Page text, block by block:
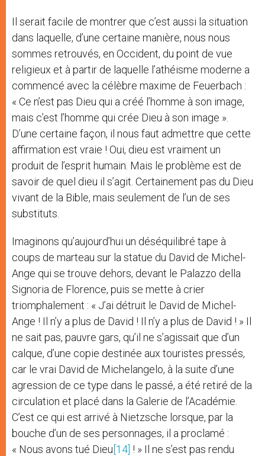
Il serait facile de montrer que c’est aussi la situation
dans laquelle, d’une certaine manière, nous nous
sommes retrouvés, en Occident, du point de vue
religieux et à partir de laquelle l’athéisme moderne a
commencé avec la célèbre maxime de Feuerbach :
« Ce n’est pas Dieu qui a créé l’homme à son image,
mais c’est l’homme qui crée Dieu à son image ».
D’une certaine façon, il nous faut admettre que cette
affirmation est vraie ! Oui, dieu est vraiment un
produit de l’esprit humain. Mais le problème est de
savoir de quel dieu il s’agit. Certainement pas du Dieu
vivant de la Bible, mais seulement de l’un de ses
substituts.
Imaginons qu’aujourd’hui un déséquilibré tape à
coups de marteau sur la statue du David de Michel-
Ange qui se trouve dehors, devant le Palazzo della
Signoria de Florence, puis se mette à crier
triomphalement : « J’ai détruit le David de Michel-
Ange ! Il n’y a plus de David ! Il n’y a plus de David ! » Il
ne sait pas, pauvre gars, qu’il ne s’agissait que d’un
calque, d’une copie destinée aux touristes pressés,
car le vrai David de Michelangelo, à la suite d’une
agression de ce type dans le passé, a été retiré de la
circulation et placé dans la Galerie de l’Académie.
C’est ce qui est arrivé à Nietzsche lorsque, par la
bouche d’un de ses personnages, il a proclamé :
« Nous avons tué Dieu [14] ! » Il ne s’est pas rendu